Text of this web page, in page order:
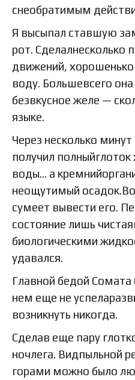
снеобратимым
Я высыпал ставшую
рот. Сделалнесколько
движений,
воду. Большевсего
безвкусное желе —
языке.
Через несколько
получил
воды… а
неощутимый
сумеет вывести его.
состояние лишь
биологическими
удавался.
Главной бедой Сомата
нем еще не
возникнуть никогда.
Сделав еще пару
ночлега. Видпыльной
горами можно было